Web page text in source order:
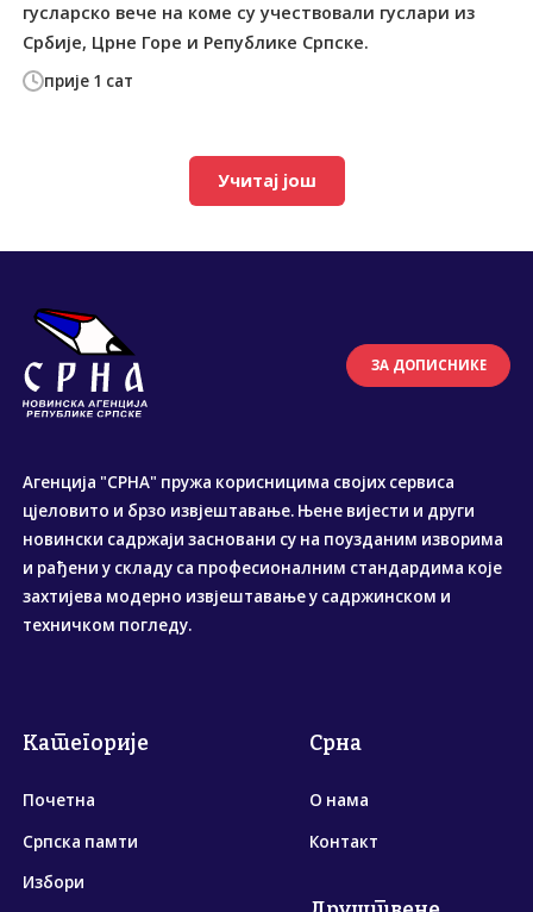
прије 1 сат
гусларско вече на коме су учествовали гуслари из
Србије, Црне Горе и Републике Српске.
Учитај још
ЗА ДОПИСНИКЕ
Агенција "СРНА" пружа корисницима својих сервиса
цјеловито и брзо извјештавање. Њене вијести и други
новински садржаји засновани су на поузданим изворима
и рађени у складу са професионалним стандардима које
захтијева модерно извјештавање у садржинском и
техничком погледу.
Категорије
Почетна
Српска памти
Избори
Срна
О нама
Контакт